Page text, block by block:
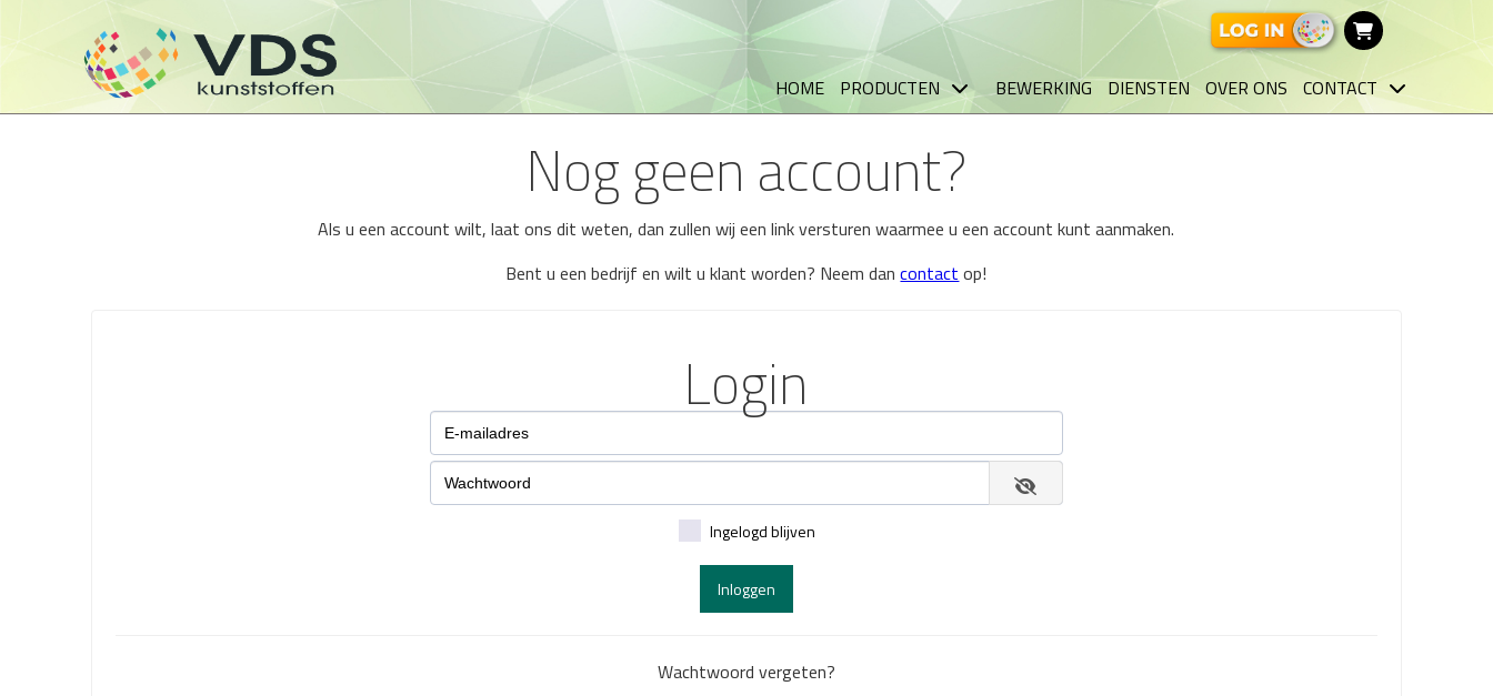
HOME PRODUCTEN BEWERKING DIENSTEN OVER ONS CONTACT
Nog geen account?
Als u een account wilt, laat ons dit weten, dan zullen wij een link versturen waarmee u een account kunt aanmaken.
Bent u een bedrijf en wilt u klant worden? Neem dancontact op!
Login
Ingelogd blijven
Inloggen
Wachtwoord vergeten?